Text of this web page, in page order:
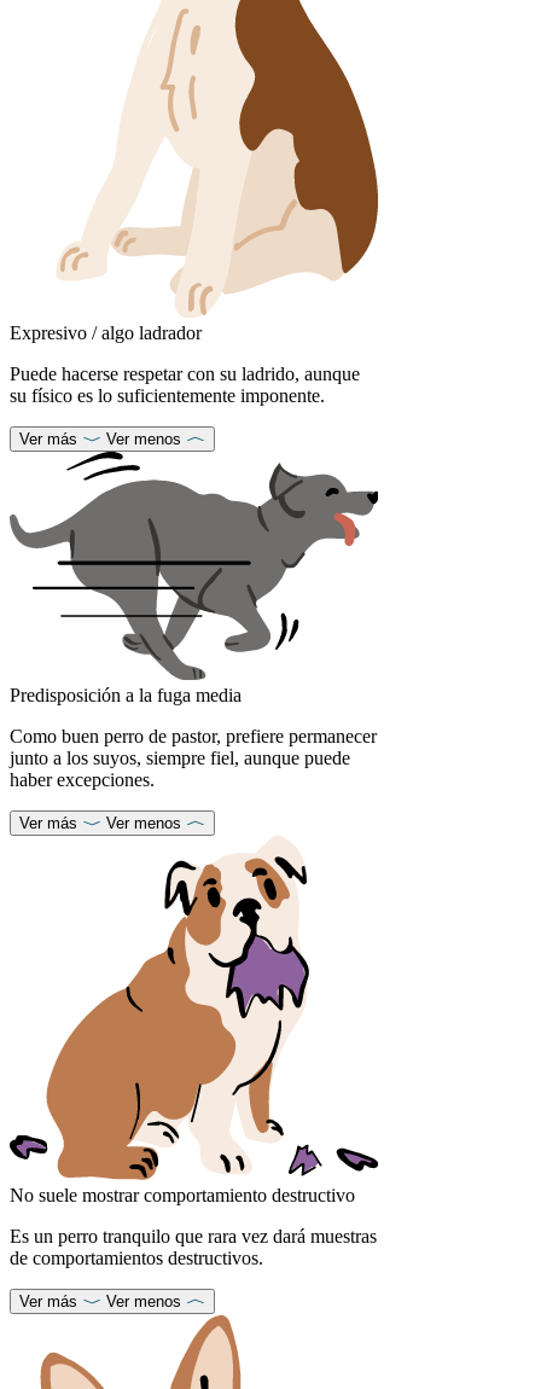
Expresivo / algo ladrador
Puede hacerse respetar con su ladrido, aunque
su físico es lo suficientemente imponente.
Ver más Ver menos
Predisposición a la fuga media
Como buen perro de pastor, prefiere permanecer
junto a los suyos, siempre fiel, aunque puede
haber excepciones.
Ver más Ver menos
No suele mostrar comportamiento destructivo
Es un perro tranquilo que rara vez dará muestras
de comportamientos destructivos.
Ver más Ver menos